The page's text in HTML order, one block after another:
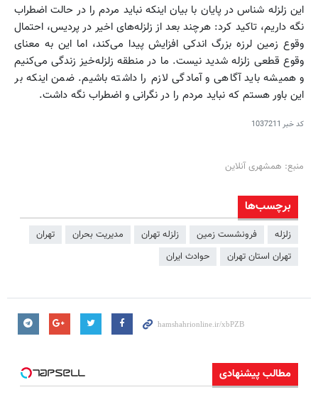
این زلزله ‌شناس در پایان با بیان اینکه نباید مردم را در حالت اضطراب
نگه داریم، تاکید کرد: هرچند بعد از زلزله‌های اخیر در پردیس، احتمال
وقوع زمین ‌لرزه بزرگ اندکی افزایش پیدا می‌کند، اما این به معنای
وقوع قطعی زلزله شدید نیست. ما در منطقه زلزله‌خیز زندگی می‌کنیم
و همیشه باید آگاهی و آمادگی لازم را داشته باشیم. ضمن اینکه بر
این باور هستم که نباید مردم را در نگرانی و اضطراب نگه داشت.
کد خبر 1037211
منبع: همشهری آنلاین
برچسب‌ها
زلزله فرونشست زمین زلزله تهران مدیریت بحران
تهران
تهران استان تهران
حوادث ایران
مطالب پیشنهادی